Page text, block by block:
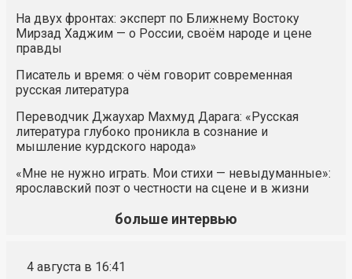
На двух фронтах: эксперт по Ближнему Востоку
Мирзад Хаджим — о России, своём народе и цене
правды
Писатель и время: о чём говорит современная
русская литература
Переводчик Джаухар Махмуд Дарага: «Русская
литература глубоко проникла в сознание и
мышление курдского народа»
«Мне не нужно играть. Мои стихи — невыдуманные»:
ярославский поэт о честности на сцене и в жизни
больше интервью
4 августа в 16:41